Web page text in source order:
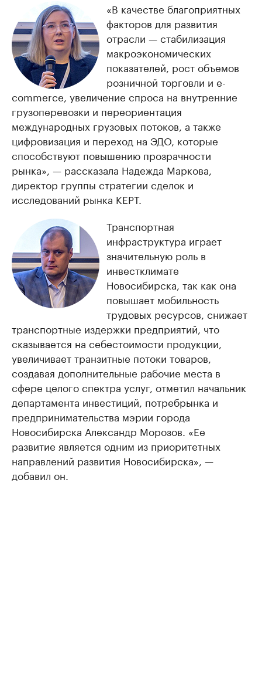
«В качестве благоприятных
факторов для развития
отрасли — стабилизация
макроэкономических
показателей, рост объемов
розничной торговли и e-
commerce, увеличение спроса на внутренние
грузоперевозки и переориентация
международных грузовых потоков, а также
цифровизация и переход на ЭДО, которые
способствуют повышению прозрачности
рынка», — рассказала Надежда Маркова,
директор группы стратегии сделок и
исследований рынка KEPT.
Транспортная
инфраструктура играет
значительную роль в
инвестклимате
Новосибирска, так как она
повышает мобильность
трудовых ресурсов, снижает
транспортные издержки предприятий, что
сказывается на себестоимости продукции,
увеличивает транзитные потоки товаров,
создавая дополнительные рабочие места в
сфере целого спектра услуг, отметил начальник
департамента инвестиций, потребрынка и
предпринимательства мэрии города
Новосибирска Александр Морозов. «Ее
развитие является одним из приоритетных
направлений развития Новосибирска», —
добавил он.